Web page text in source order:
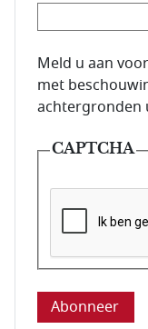
E-mailadres
Meld u aan
met
achtergronden
CAPTCHA
Deze vraag